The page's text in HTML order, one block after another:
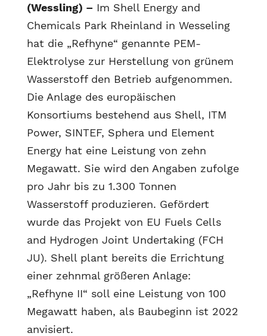
(Wessling) – Im Shell Energy and
Chemicals Park Rheinland in Wesseling
hat die „Refhyne“ genannte PEM-
Elektrolyse zur Herstellung von grünem
Wasserstoff den Betrieb aufgenommen.
Die Anlage des europäischen
Konsortiums bestehend aus Shell, ITM
Power, SINTEF, Sphera und Element
Energy hat eine Leistung von zehn
Megawatt. Sie wird den Angaben zufolge
pro Jahr bis zu 1.300 Tonnen
Wasserstoff produzieren. Gefördert
wurde das Projekt von EU Fuels Cells
and Hydrogen Joint Undertaking (FCH
JU). Shell plant bereits die Errichtung
einer zehnmal größeren Anlage:
„Refhyne II“ soll eine Leistung von 100
Megawatt haben, als Baubeginn ist 2022
anvisiert.